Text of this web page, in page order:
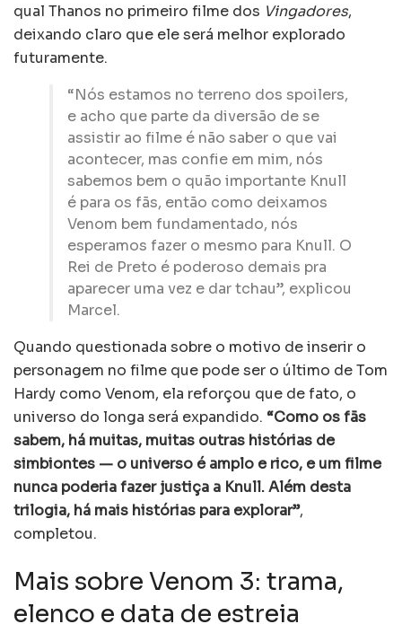
qual Thanos no primeiro filme dos Vingadores,
deixando claro que ele será melhor explorado
futuramente.
“Nós estamos no terreno dos spoilers,
e acho que parte da diversão de se
assistir ao filme é não saber o que vai
acontecer, mas confie em mim, nós
sabemos bem o quão importante Knull
é para os fãs, então como deixamos
Venom bem fundamentado, nós
esperamos fazer o mesmo para Knull. O
Rei de Preto é poderoso demais pra
aparecer uma vez e dar tchau”, explicou
Marcel.
Quando questionada sobre o motivo de inserir o
personagem no filme que pode ser o último de Tom
Hardy como Venom, ela reforçou que de fato, o
universo do longa será expandido. “Como os fãs
sabem, há muitas, muitas outras histórias de
simbiontes — o universo é amplo e rico, e um filme
nunca poderia fazer justiça a Knull. Além desta
trilogia, há mais histórias para explorar”,
completou.
Mais sobre Venom 3: trama,
elenco e data de estreia